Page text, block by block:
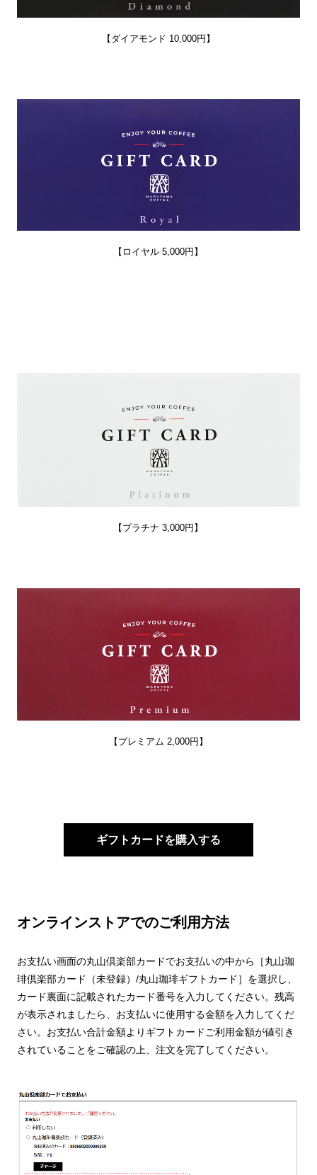
【ダイアモンド 10,000円】
【ロイヤル 5,000円】
【プラチナ 3,000円】
【プレミアム 2,000円】
ギフトカードを購入する
オンラインストアでのご利用方法
お支払い画面の丸山倶楽部カードでお支払いの中から［丸山珈
琲倶楽部カード（未登録）/丸山珈琲ギフトカード］を選択し、
カード裏面に記載されたカード番号を入力してください。残高
が表示されましたら、お支払いに使用する金額を入力してくだ
さい。お支払い合計金額よりギフトカードご利用金額が値引き
されていることをご確認の上、注文を完了してください。